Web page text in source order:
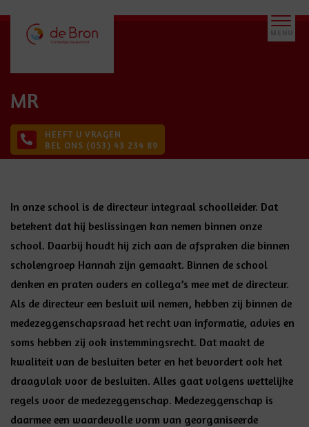
MR
HEEFT U VRAGEN
BEL ONS (053) 43 234 89
In onze school is de directeur integraal schoolleider. Dat
betekent dat hij beslissingen kan nemen binnen onze
school. Daarbij houdt hij zich aan de afspraken die binnen
scholengroep Hannah zijn gemaakt. Binnen de school
denken en praten ouders en collega’s mee met de directeur.
Als de directeur een besluit wil nemen, hebben zij binnen de
medezeggenschapsraad het recht van informatie, advies en
soms hebben zij ook instemmingsrecht. Dat maakt de
kwaliteit van de besluiten beter en het bevordert ook het
draagvlak voor de besluiten. Alles gaat volgens wettelijke
regels voor de medezeggenschap. Medezeggenschap is
daarmee een waardevolle vorm van georganiseerde